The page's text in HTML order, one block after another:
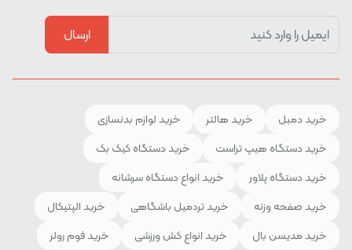
ارسال
خرید دمبل خرید هالتر
خرید لوازم بدنسازی
خرید دستگاه هیپ تراست
خرید دستگاه کیک بک
خرید دستگاه پلاور
خرید انواع دستگاه سرشانه
خرید صفحه وزنه
خرید تردمیل باشگاهی
خرید الپتیکال
خرید مدیسن بال
خرید انواع کش ورزشی
خرید فوم رولر